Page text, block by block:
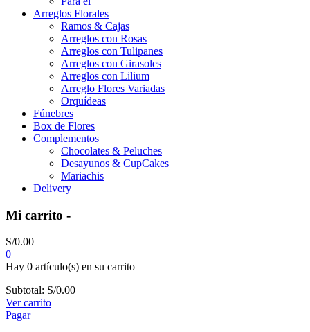
Arreglos Florales
Ramos & Cajas
Arreglos con Rosas
Arreglos con Tulipanes
Arreglos con Girasoles
Arreglos con Lilium
Arreglo Flores Variadas
Orquídeas
Fúnebres
Box de Flores
Complementos
Chocolates & Peluches
Desayunos & CupCakes
Mariachis
Delivery
Mi carrito -
S/0.00
0
Hay 0 artículo(s) en su carrito
Subtotal: S/0.00
Ver carrito
Pagar